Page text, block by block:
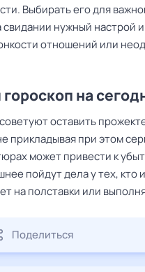
Выбирать его для
свидании нужный настрой
отношений или
на
оставить
прикладывая при этом
может привести к
пойдут дела у тех,
на полставки или
Поделиться